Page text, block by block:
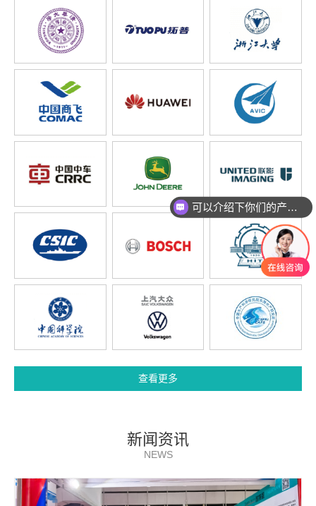
查看更多
新闻资讯
NEWS
可以介绍下你们的产品么